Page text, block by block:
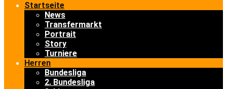
Startseite
News
Transfermarkt
Portrait
Story
Turniere
Herren
Bundesliga
2. Bundesliga